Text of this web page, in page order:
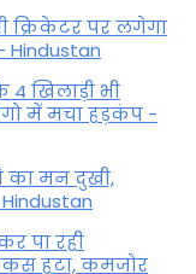
क्रिकेटर पर लगेगा
खिलाड़ी भी
में मचा हड़कंप -
का मन दुखी,
पा रही
हटा, कमजोर